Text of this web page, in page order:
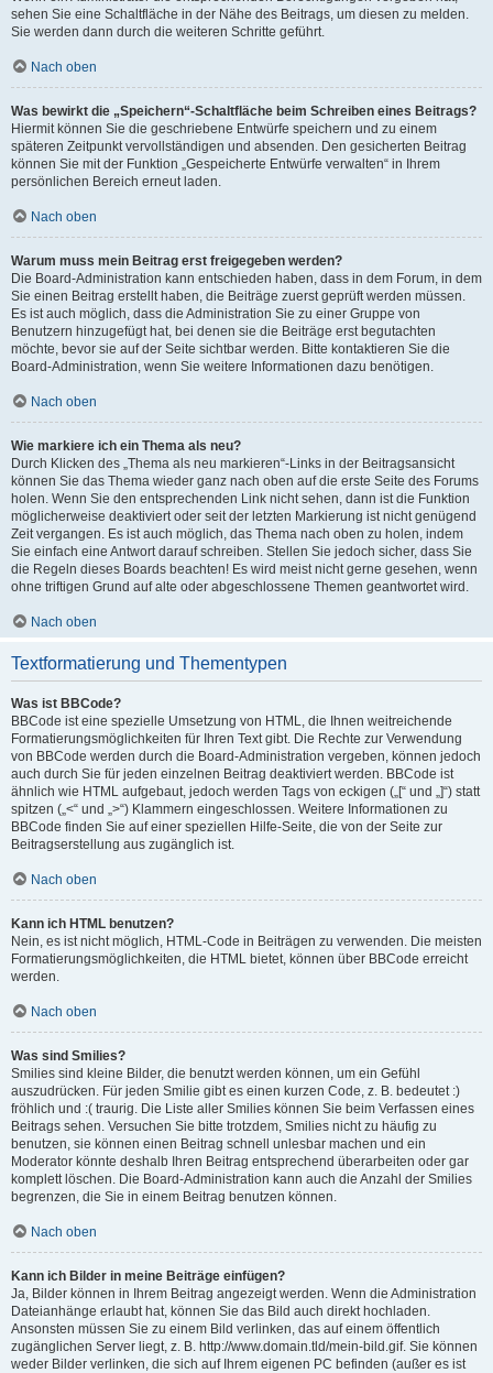
sehen Sie eine Schaltfläche in der Nähe des Beitrags, um diesen zu melden.
Sie werden dann durch die weiteren Schritte geführt.
Nach oben
Was bewirkt die „Speichern“-Schaltfläche beim Schreiben eines Beitrags?
Hiermit können Sie die geschriebene Entwürfe speichern und zu einem
späteren Zeitpunkt vervollständigen und absenden. Den gesicherten Beitrag
können Sie mit der Funktion „Gespeicherte Entwürfe verwalten“ in Ihrem
persönlichen Bereich erneut laden.
Nach oben
Warum muss mein Beitrag erst freigegeben werden?
Die Board-Administration kann entschieden haben, dass in dem Forum, in dem
Sie einen Beitrag erstellt haben, die Beiträge zuerst geprüft werden müssen.
Es ist auch möglich, dass die Administration Sie zu einer Gruppe von
Benutzern hinzugefügt hat, bei denen sie die Beiträge erst begutachten
möchte, bevor sie auf der Seite sichtbar werden. Bitte kontaktieren Sie die
Board-Administration, wenn Sie weitere Informationen dazu benötigen.
Nach oben
Wie markiere ich ein Thema als neu?
Durch Klicken des „Thema als neu markieren“-Links in der Beitragsansicht
können Sie das Thema wieder ganz nach oben auf die erste Seite des Forums
holen. Wenn Sie den entsprechenden Link nicht sehen, dann ist die Funktion
möglicherweise deaktiviert oder seit der letzten Markierung ist nicht genügend
Zeit vergangen. Es ist auch möglich, das Thema nach oben zu holen, indem
Sie einfach eine Antwort darauf schreiben. Stellen Sie jedoch sicher, dass Sie
die Regeln dieses Boards beachten! Es wird meist nicht gerne gesehen, wenn
ohne triftigen Grund auf alte oder abgeschlossene Themen geantwortet wird.
Nach oben
Textformatierung und Thementypen
Was ist BBCode?
BBCode ist eine spezielle Umsetzung von HTML, die Ihnen weitreichende
Formatierungsmöglichkeiten für Ihren Text gibt. Die Rechte zur Verwendung
von BBCode werden durch die Board-Administration vergeben, können jedoch
auch durch Sie für jeden einzelnen Beitrag deaktiviert werden. BBCode ist
ähnlich wie HTML aufgebaut, jedoch werden Tags von eckigen („[“ und „]“) statt
spitzen („<“ und „>“) Klammern eingeschlossen. Weitere Informationen zu
BBCode finden Sie auf einer speziellen Hilfe-Seite, die von der Seite zur
Beitragserstellung aus zugänglich ist.
Nach oben
Kann ich HTML benutzen?
Nein, es ist nicht möglich, HTML-Code in Beiträgen zu verwenden. Die meisten
Formatierungsmöglichkeiten, die HTML bietet, können über BBCode erreicht
werden.
Nach oben
Was sind Smilies?
Smilies sind kleine Bilder, die benutzt werden können, um ein Gefühl
auszudrücken. Für jeden Smilie gibt es einen kurzen Code, z. B. bedeutet :)
fröhlich und :( traurig. Die Liste aller Smilies können Sie beim Verfassen eines
Beitrags sehen. Versuchen Sie bitte trotzdem, Smilies nicht zu häufig zu
benutzen, sie können einen Beitrag schnell unlesbar machen und ein
Moderator könnte deshalb Ihren Beitrag entsprechend überarbeiten oder gar
komplett löschen. Die Board-Administration kann auch die Anzahl der Smilies
begrenzen, die Sie in einem Beitrag benutzen können.
Nach oben
Kann ich Bilder in meine Beiträge einfügen?
Ja, Bilder können in Ihrem Beitrag angezeigt werden. Wenn die Administration
Dateianhänge erlaubt hat, können Sie das Bild auch direkt hochladen.
Ansonsten müssen Sie zu einem Bild verlinken, das auf einem öffentlich
zugänglichen Server liegt, z. B. http://www.domain.tld/mein-bild.gif. Sie können
weder Bilder verlinken, die sich auf Ihrem eigenen PC befinden (außer es ist